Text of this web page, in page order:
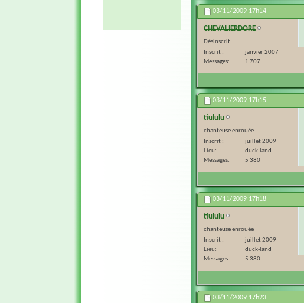
03/11/2009 17h14
CHEVALIERDORE
Désinscrit
Inscrit
janvier 2007
Messages
1 707
03/11/2009 17h15
tiululu
chanteuse enrouée
Inscrit
juillet 2009
Lieu
duck-land
Messages
5 380
03/11/2009 17h18
tiululu
chanteuse enrouée
Inscrit
juillet 2009
Lieu
duck-land
Messages
5 380
03/11/2009 17h23